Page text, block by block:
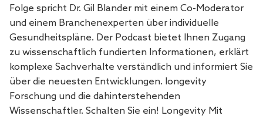
Folge spricht Dr. Gil Blander mit einem Co-Moderator
und einem Branchenexperten über individuelle
Gesundheitspläne. Der Podcast bietet Ihnen Zugang
zu wissenschaftlich fundierten Informationen, erklärt
komplexe Sachverhalte verständlich und informiert Sie
über die neuesten Entwicklungen. longevity
Forschung und die dahinterstehenden
Wissenschaftler. Schalten Sie ein! Longevity Mit